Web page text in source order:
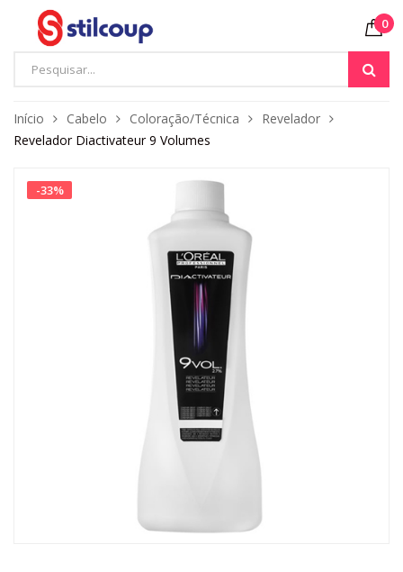
0
Início Cabelo Coloração/Técnica
Revelador
Revelador Diactivateur 9 Volumes
-33%